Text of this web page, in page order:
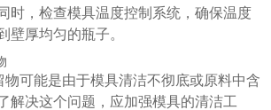
时，检查模具温度控制系统，确保温度
壁厚均匀的瓶子。
物可能是由于模具清洁不彻底或原料中含
解决这个问题，应加强模具的清洁工